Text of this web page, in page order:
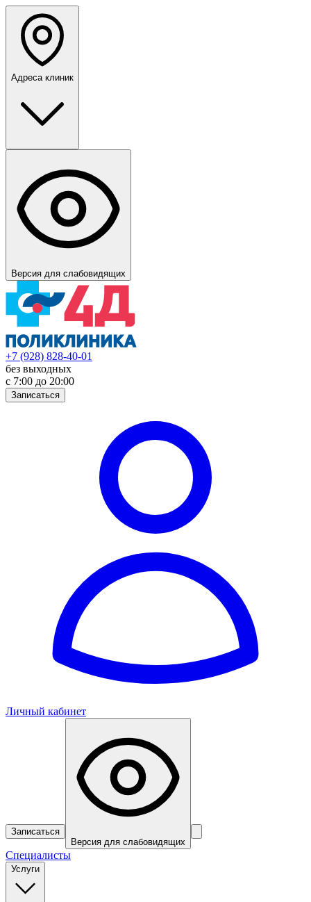
Адреса клиник
Версия для слабовидящих
+7 (928) 828-40-01
без выходных
с 7:00 до 20:00
Записаться
Личный кабинет
Записаться
Версия для слабовидящих
Специалисты
Услуги